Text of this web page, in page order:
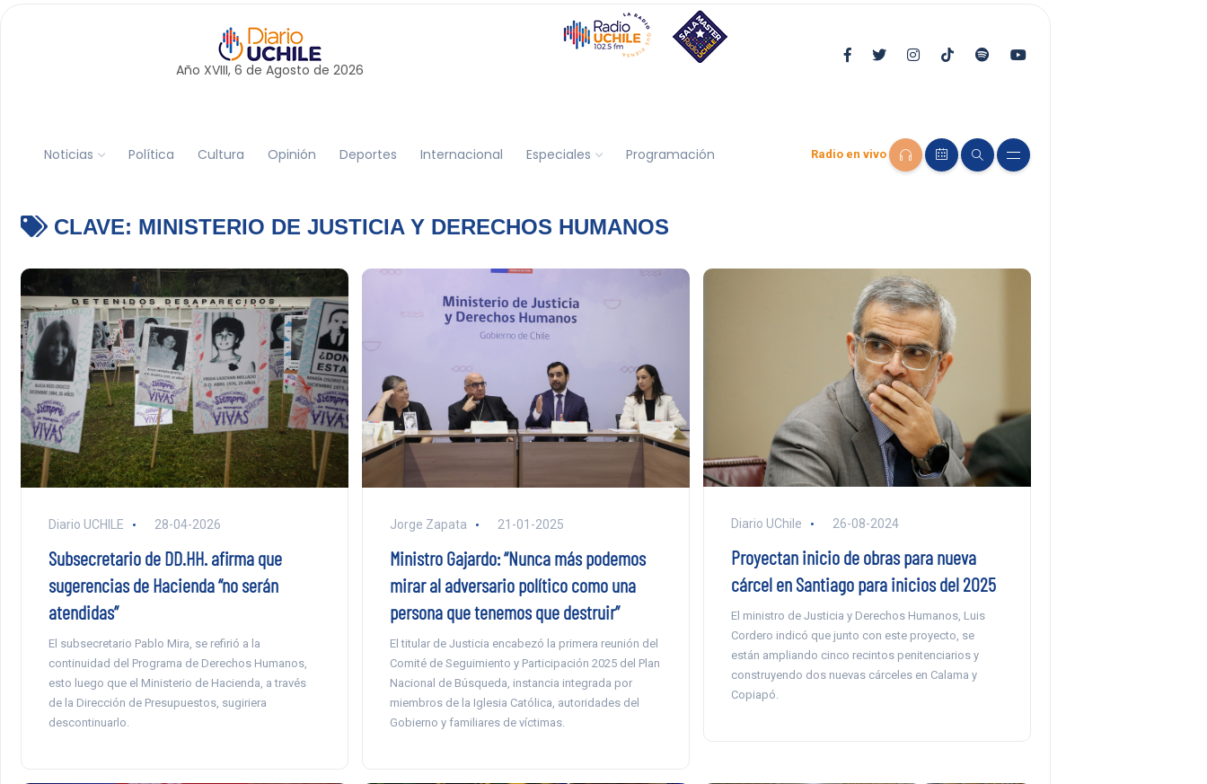
Año XVIII, 6 de Agosto de 2026
Noticias Política Cultura Opinión Deportes Internacional Especiales Programación Radio en vivo
CLAVE: MINISTERIO DE JUSTICIA Y DERECHOS HUMANOS
Diario UCHILE 28-04-2026
Subsecretario de DD.HH. afirma que
sugerencias de Hacienda “no serán
atendidas”
El subsecretario Pablo Mira, se refirió a la
continuidad del Programa de Derechos Humanos,
esto luego que el Ministerio de Hacienda, a través
de la Dirección de Presupuestos, sugiriera
descontinuarlo.
Jorge Zapata 21-01-2025
Ministro Gajardo: “Nunca más podemos
mirar al adversario político como una
persona que tenemos que destruir”
El titular de Justicia encabezó la primera reunión del
Comité de Seguimiento y Participación 2025 del Plan
Nacional de Búsqueda, instancia integrada por
miembros de la Iglesia Católica, autoridades del
Gobierno y familiares de víctimas.
Diario UChile 26-08-2024
Proyectan inicio de obras para nueva
cárcel en Santiago para inicios del 2025
El ministro de Justicia y Derechos Humanos, Luis
Cordero indicó que junto con este proyecto, se
están ampliando cinco recintos penitenciarios y
construyendo dos nuevas cárceles en Calama y
Copiapó.